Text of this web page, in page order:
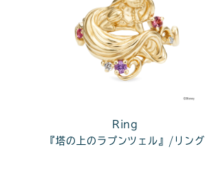
Ring
『塔の上のラプンツェル』/リング